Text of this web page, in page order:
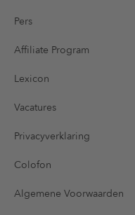
Pers
Affiliate Program
Lexicon
Vacatures
Privacyverklaring
Colofon
Algemene Voorwaarden